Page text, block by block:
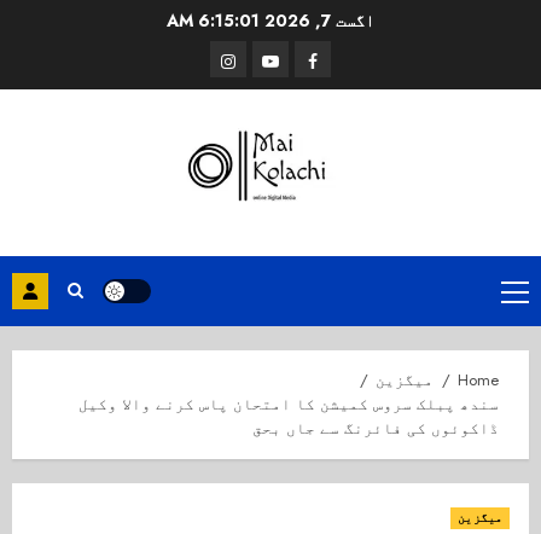
اگست 7, 2026 6:15:01 AM
Facebook
Youtube
Instagram
Primary
Menu
Home
میگزین
سندھ پبلک سروس کمیشن کا امتحان پاس کرنے والا وکیل
ڈاکوئوں کی فائرنگ سے جاں بحق
میگزین